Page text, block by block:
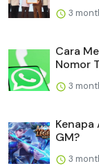
3
Cara
Nomor
3
Kenapa
GM?
3